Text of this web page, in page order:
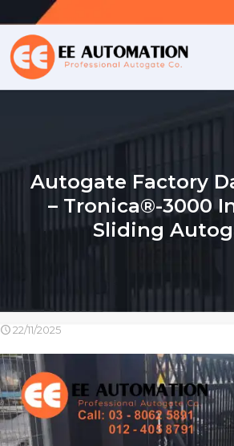
Autogate Factory
– Tronica®-3000
Sliding
22/11/2025